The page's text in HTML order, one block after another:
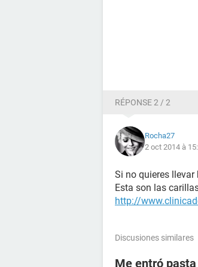
RÉPONSE 2 / 2
Rocha27
2 oct 2014 à
Si no quieres
Esta son las
http://
Discusiones similares
Me entró